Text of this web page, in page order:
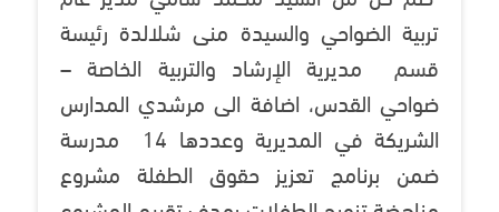
تربية الضواحي والسيدة منى شلالدة رئيسة
قسم مديرية الإرشاد والتربية الخاصة –
ضواحي القدس، اضافة الى مرشدي المدارس
الشريكة في المديرية وعددها 14 مدرسة
ضمن برنامج تعزيز حقوق الطفلة مشروع